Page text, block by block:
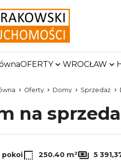
OFERTY WROCŁAW
Oferty Domy Sprzedaż
na
pokoi 250.40 m² 5